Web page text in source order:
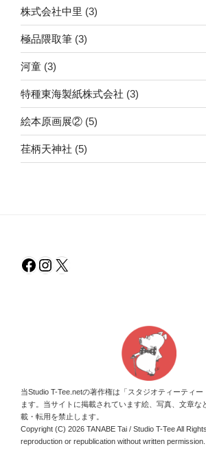
株式会社中里 (3)
極品隈取筆 (3)
河童 (3)
特種東海製紙株式会社 (3)
絵本原画展② (5)
荏柄天神社 (5)
Facebook
Instagram
X
当Studio T-Tee.netの著作権は「スタジオティーティ
ます。当サイトに掲載されています絵、写真、文章な
載・転用を禁止します。
Copyright (C) 2026 TANABE Tai / Studio T-Tee All
reproduction or republication without written permission.